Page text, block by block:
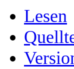
Lesen